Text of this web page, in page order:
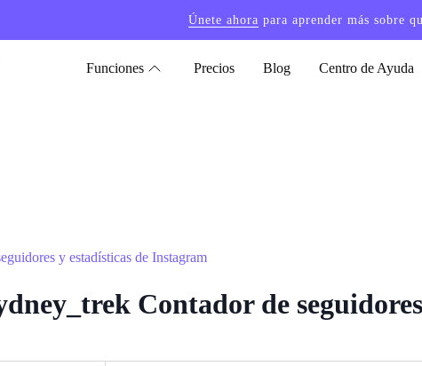
Únete ahora para aprender más sobre
Funciones Precios Blog Centro de Ayuda
y estadísticas de Instagram
Contador de